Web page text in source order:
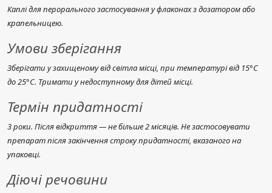
Каплі для перорального застосування у флаконах з дозатором або
крапельницею.
Умови зберігання
Зберігати у захищеному від світла місці, при температурі від 15°C
до 25°C. Тримати у недоступному для дітей місці.
Термін придатності
3 роки. Після відкриття — не більше 2 місяців. Не застосовувати
препарат після закінчення строку придатності, вказаного на
упаковці.
Діючі речовини